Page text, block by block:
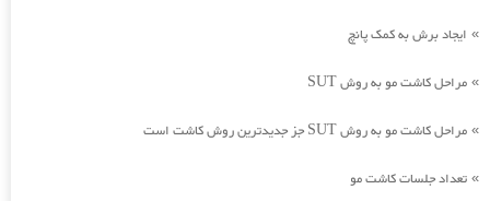
» ایجاد برش به کمک پانچ
» مراحل کاشت مو به روش SUT
» مراحل کاشت مو به روش SUT جز جدیدترین روش کاشت است
» تعداد جلسات کاشت مو